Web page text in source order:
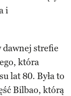
i
dawnej strefie
która
lat 80. Była to
Bilbao, którą